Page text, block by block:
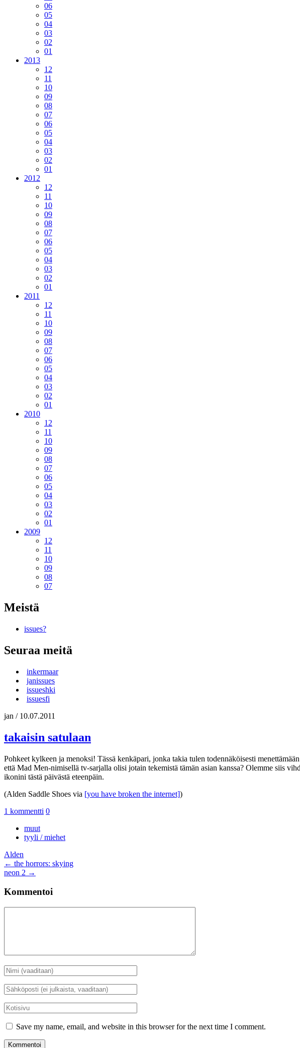
06
05
04
03
02
01
2013
12
11
10
09
08
07
06
05
04
03
02
01
2012
12
11
10
09
08
07
06
05
04
03
02
01
2011
12
11
10
09
08
07
06
05
04
03
02
01
2010
12
11
10
09
08
07
06
05
04
03
02
01
2009
12
11
10
09
08
07
Meistä
issues?
Seuraa meitä
inkermaar
janissues
issueshki
issuesfi
jan / 10.07.2011
takaisin satulaan
Pohkeet kylkeen ja menoksi! Tässä kenkäpari, jonka takia tulen todennäköisesti
että Mad Men-nimisellä tv-sarjalla olisi jotain tekemistä tämän asian kanssa? Olemme siis
ikonini tästä päivästä eteenpäin.
(Alden Saddle Shoes via [you have broken the internet])
1 kommentti 0
muut
tyyli / miehet
Alden
Artikkelien
selaus
← the horrors: skying
neon 2 →
Kommentoi
Nimi
*
Sähköposti
*
Kotisivu
Save my name, email, and website in this browser for the next time I comment.